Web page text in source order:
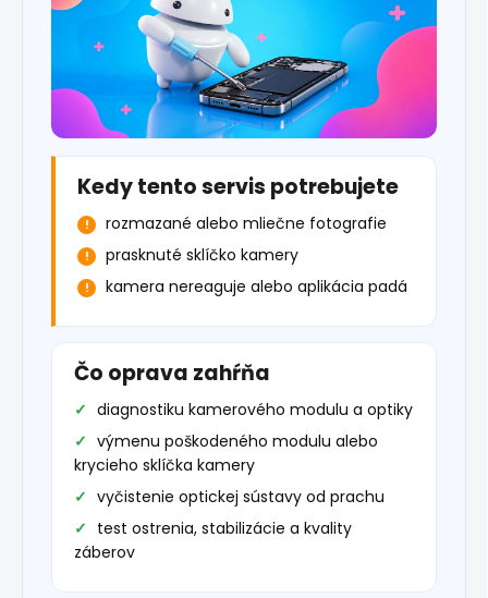
Kedy tento servis potrebujete
rozmazané alebo mliečne fotografie
prasknuté sklíčko kamery
kamera nereaguje alebo aplikácia padá
Čo oprava zahŕňa
diagnostiku kamerového modulu a optiky
výmenu poškodeného modulu alebo
krycieho sklíčka kamery
vyčistenie optickej sústavy od prachu
test ostrenia, stabilizácie a kvality
záberov